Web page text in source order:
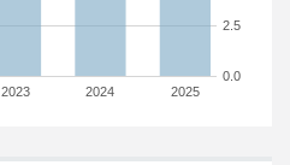
2023 2024 2025
0.0
2.5